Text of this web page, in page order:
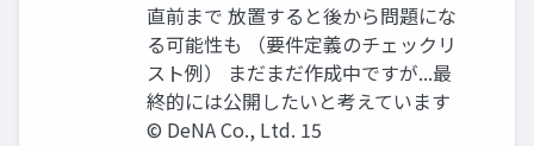
直前まで 放置すると後から問題にな
る可能性も （要件定義のチェックリ
スト例） まだまだ作成中ですが...最
終的には公開したいと考えています
© DeNA Co., Ltd. 15